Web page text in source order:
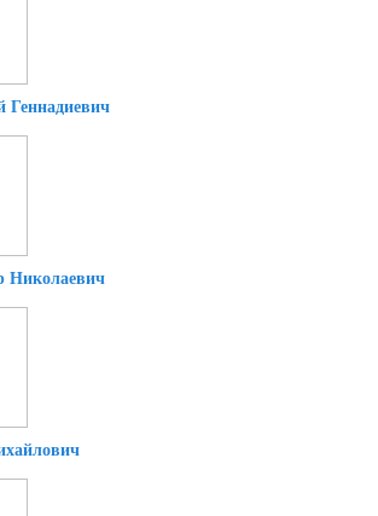
Геннадиевич
Николаевич